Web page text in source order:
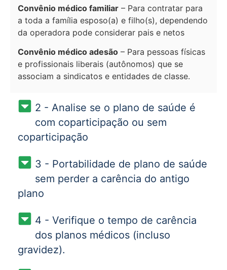
Convênio médico familiar – Para contratar para
a toda a família esposo(a) e filho(s), dependendo
da operadora pode considerar pais e netos
Convênio médico adesão – Para pessoas físicas
e profissionais liberais (autônomos) que se
associam a sindicatos e entidades de classe.
2 - Analise se o plano de saúde é
com coparticipação ou sem
coparticipação
3 - Portabilidade de plano de saúde
sem perder a carência do antigo
plano
4 - Verifique o tempo de carência
dos planos médicos (incluso
gravidez).